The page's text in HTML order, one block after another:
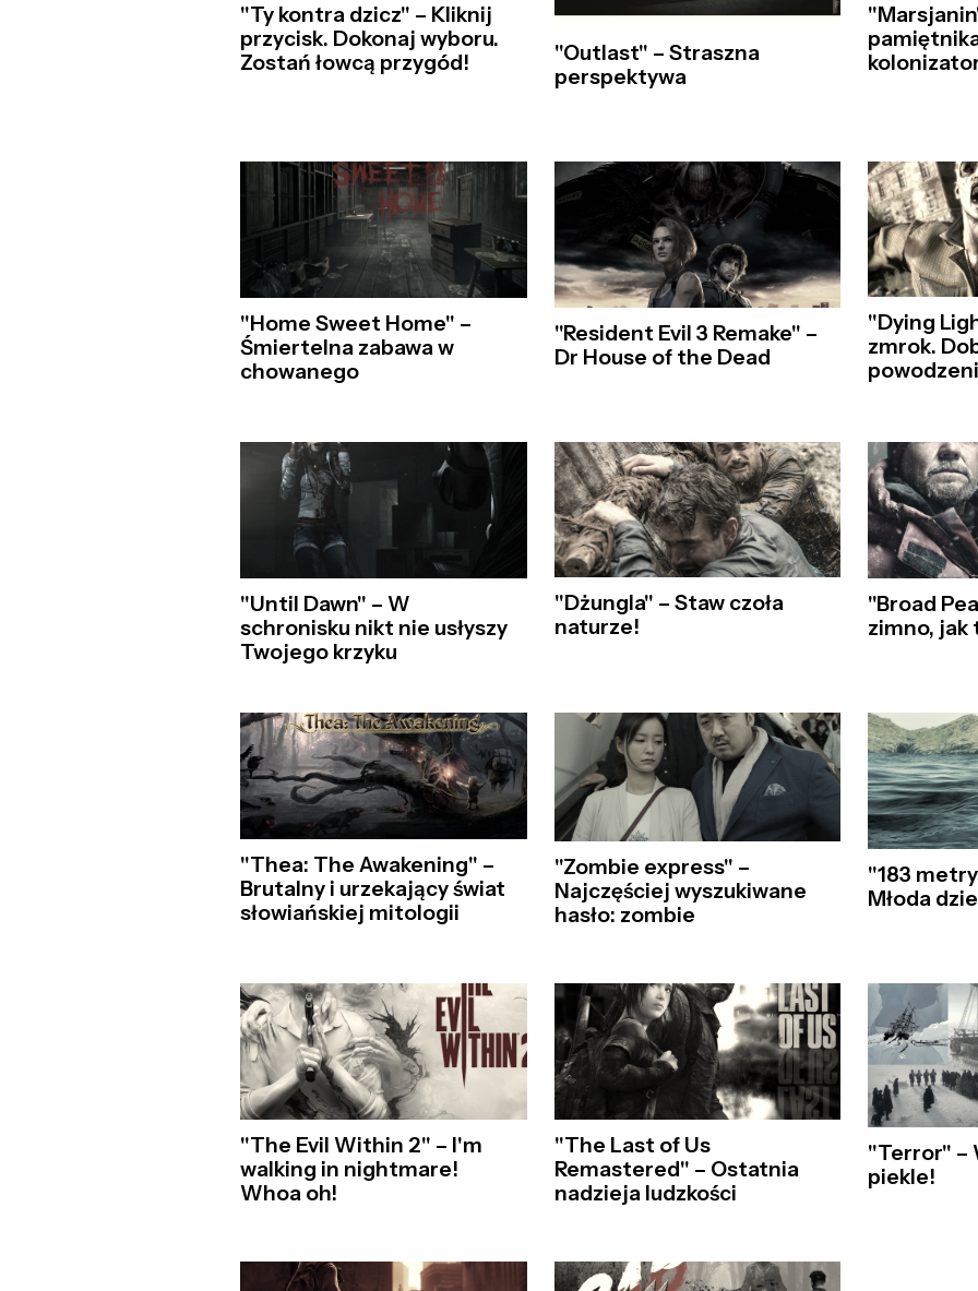
"Ty kontra dzicz" – Kliknij
przycisk. Dokonaj wyboru.
Zostań łowcą przygód!
"Outlast" – Straszna
perspektywa
"Home Sweet Home" –
Śmiertelna zabawa w
chowanego
"Resident Evil 3 Remake" –
Dr House of the Dead
"Dying
zmrok.
"Until Dawn" – W
schronisku nikt nie usłyszy
Twojego krzyku
"Dżungla" – Staw czoła
naturze!
"Broad
zimno, jak
"Thea: The Awakening" –
Brutalny i urzekający świat
słowiańskiej mitologii
"Zombie express" –
Najczęściej wyszukiwane
hasło: zombie
"183
Młoda
"The Evil Within 2" – I'm
walking in nightmare!
Whoa oh!
"The Last of Us
Remastered" – Ostatnia
nadzieja ludzkości
"Terror" –
piekle!